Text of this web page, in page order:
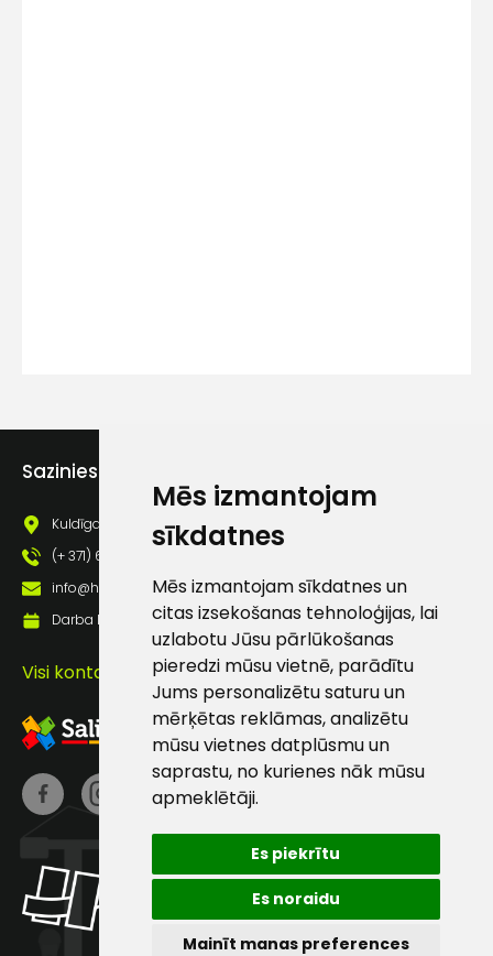
Mēs izmantojam
sīkdatnes
Mēs izmantojam sīkdatnes un
citas izsekošanas tehnoloģijas, lai
uzlabotu Jūsu pārlūkošanas
pieredzi mūsu vietnē, parādītu
Jums personalizētu saturu un
mērķētas reklāmas, analizētu
mūsu vietnes datplūsmu un
saprastu, no kurienes nāk mūsu
apmeklētāji.
Es piekrītu
Es noraidu
Mainīt manas preferences
Sazinies ar mums
Kuldīgas iela 69a, Saldus, Saldus nov., LV - 3801
(+ 371) 63 881 186
info@hards.lv
Darba laiks: Darbadienās: 8:00 - 17:00
Visi kontakti
pastā
Klientu
atbalsts
Darbdienās:
8:00 – 17:00
186
info@hards.lv